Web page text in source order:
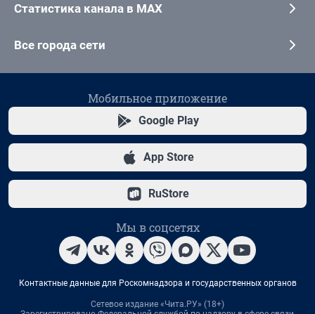
Статистика канала в MAX
Все города сети
Мобильное приложение
Google Play
App Store
RuStore
Мы в соцсетях
Контактные данные для Роскомнадзора и государственных органов
Сетевое издание «Чита.РУ» (18+)